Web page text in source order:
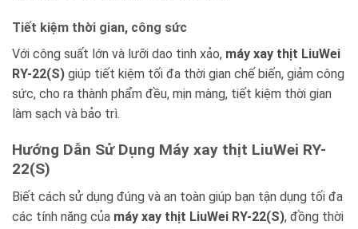
Tiết kiệm thời gian, công sức
Với công suất lớn và lưỡi dao tinh xảo, máy xay thịt LiuWei
RY-22(S) giúp tiết kiệm tối đa thời gian chế biến, giảm công
sức, cho ra thành phẩm đều, mịn màng, tiết kiệm thời gian
làm sạch và bảo trì.
Hướng Dẫn Sử Dụng Máy xay thịt LiuWei RY-
22(S)
Biết cách sử dụng đúng và an toàn giúp bạn tận dụng tối đa
các tính năng của máy xay thịt LiuWei RY-22(S), đồng thời